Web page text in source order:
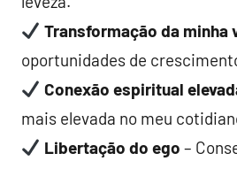
Transformação da minha
oportunidades de
Conexão espiritual
mais elevada no meu
Libertação do ego –